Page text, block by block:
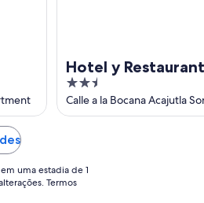
Hotel y
2.5
out
of
Calle a la Bocana Acajutla
uma estadia de 1
Termos